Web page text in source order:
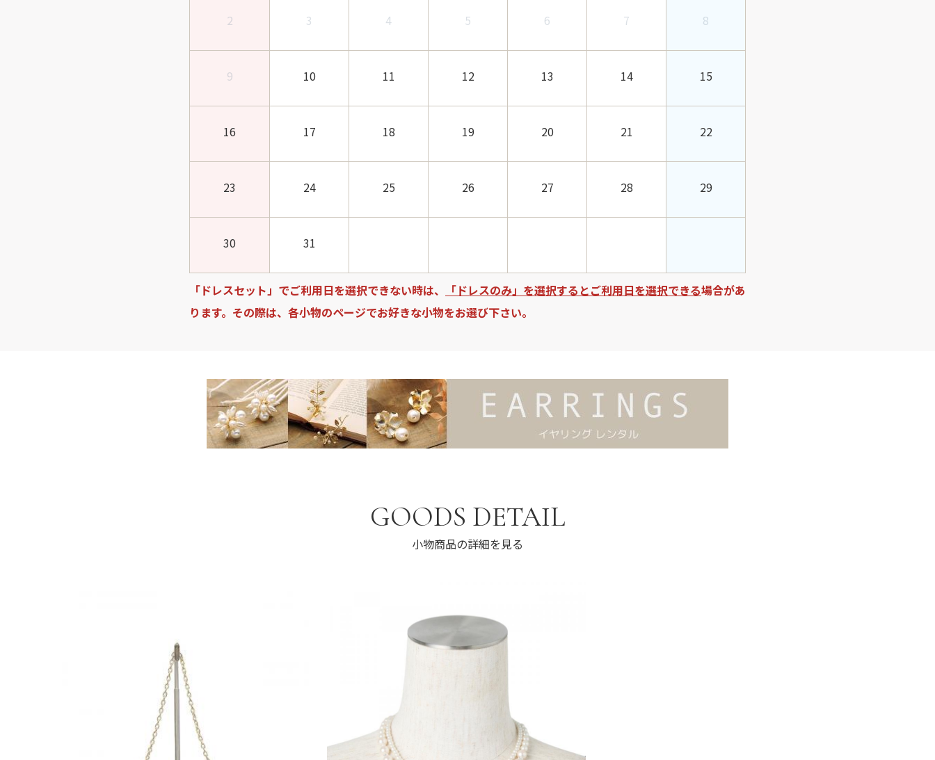
2 3 4 5 6 7 8
9 10 11 12 13 14 15
16 17 18 19 20 21 22
23 24 25 26 27 28 29
30 31
「ドレスセット」でご利用日を選択できない時は、 「ドレスのみ」を選択するとご利用日を選択できる場合があ
ります。その際は、各小物のページでお好きな小物をお選び下さい。
GOODS DETAIL
小物商品の詳細を見る